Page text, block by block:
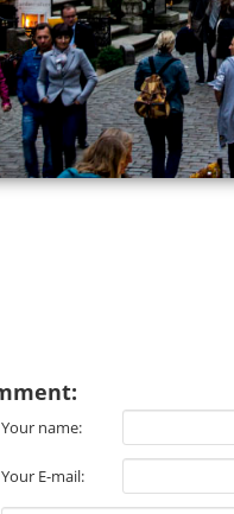
Your name:
Your E-mail: